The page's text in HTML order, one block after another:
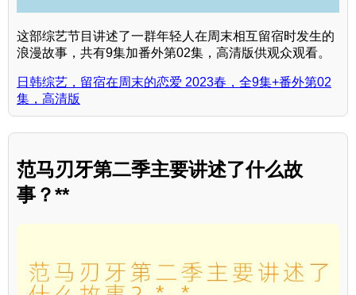
这部综艺节目讲述了一群年轻人在周末相互留宿时发生的
浪漫故事，共有9集加番外第02集，高清版供观众观看。
日韩综艺，留宿在周末的恋爱 2023春，全9集+番外第02
集，高清版
范马刃牙第二季主要讲述了什么故
事？**